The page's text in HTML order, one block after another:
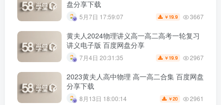
盘分享下载
5月7日 17:59:07 ￥ 19.9 3667
黄夫人2024物理讲义高一高二高考一轮复习
讲义电子版 百度网盘分享
7月4日 20:31:35 ￥ 19.9 2967
2023黄夫人高中物理 高一高二合集 百度网盘
分享下载
8月13日 18:00:14 ￥20 2961